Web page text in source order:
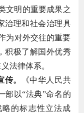
文明的重要成果之
治理和社会治理具
为对外交往的重要
积极了解国外优秀
法律体系。
。
《中华人民共
部以“法典”命名的
的标志性立法成